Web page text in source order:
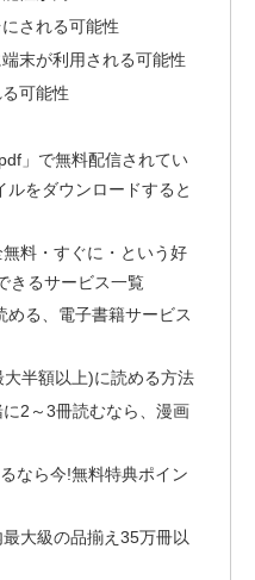
される可能性
末が利用される可能性
可能性
」で無料配信されてい
をダウンロードすると
無料・すぐに・という好
きるサービス一覧
める、電子書籍サービス
半額以上)に読める方法
2～3冊読むなら、漫画
なら今!無料特典ポイン
大級の品揃え35万冊以